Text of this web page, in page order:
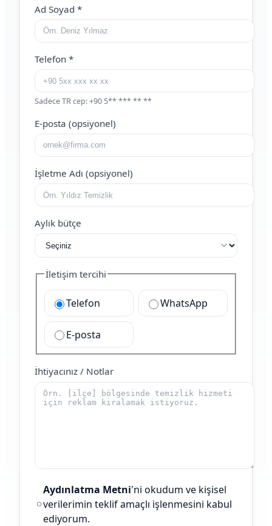
Web Site (boş bırakın)
Ad Soyad *
Telefon *
Sadece TR cep: +90 5** *** ** **
E-posta (opsiyonel)
İşletme Adı (opsiyonel)
Aylık bütçe
İletişim tercihi
Telefon WhatsApp
E-posta
İhtiyacınız / Notlar
Aydınlatma Metni'ni okudum ve kişisel
verilerimin teklif amaçlı işlenmesini kabul
ediyorum.